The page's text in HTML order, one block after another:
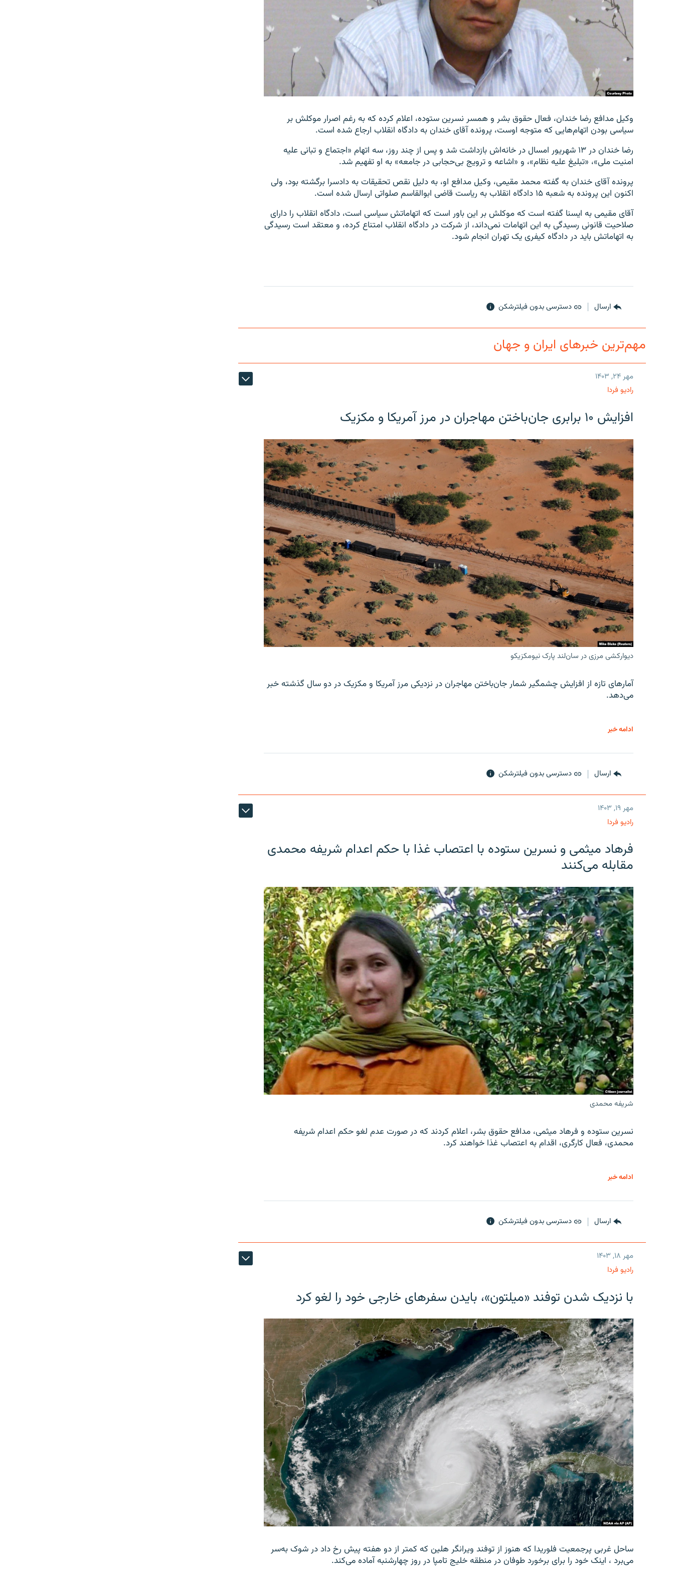
وکیل مدافع رضا خندان، فعال حقوق بشر و همسر نسرین ستوده، اعلام کرده که به رغم اصرار موکلش بر
سیاسی بودن اتهام‌هایی که متوجه اوست، پرونده آقای خندان به دادگاه انقلاب ارجاع شده است.
رضا خندان در ۱۳ شهریور امسال در خانه‌اش بازداشت شد و پس از چند روز، سه اتهام «اجتماع و تبانی علیه
امنیت ملی»، «تبلیغ علیه نظام»، و «اشاعه و ترویج بی‌حجابی در جامعه» به او تفهیم شد.
پرونده آقای خندان به گفته محمد مقیمی، وکیل مدافع او، به دلیل نقص تحقیقات به دادسرا برگشته بود، ولی
اکنون این پرونده به شعبه ۱۵ دادگاه انقلاب به ریاست قاضی ابوالقاسم صلواتی ارسال شده است.
آقای مقیمی به ایسنا گفته است که موکلش بر این باور است که اتهاماتش سیاسی است، دادگاه انقلاب را دارای
صلاحیت قانونی رسیدگی به این اتهامات نمی‌داند، از شرکت در دادگاه انقلاب امتناع کرده، و معتقد است رسیدگی
به اتهاماتش باید در دادگاه کیفری یک تهران انجام شود.
ارسال دسترسی بدون فیلترشکن
مهم‌ترین خبرهای ایران و جهان
مهر ۲۴, ۱۴۰۳
رادیو فردا
افزایش ۱۰ برابری جان‌باختن مهاجران در مرز آمریکا و مکزیک
دیوارکشی مرزی در سان‌لند پارک نیومکزیکو
آمارهای تازه از افزایش چشمگیر شمار جان‌باختن مهاجران در نزدیکی مرز آمریکا و مکزیک در دو سال گذشته خبر
می‌دهد.
ادامه خبر
ارسال دسترسی بدون فیلترشکن
مهر ۱۹, ۱۴۰۳
رادیو فردا
فرهاد میثمی و نسرین ستوده با اعتصاب غذا با حکم اعدام شریفه محمدی
مقابله می‌کنند
شریفه محمدی
نسرین ستوده و فرهاد میثمی، مدافع حقوق بشر، اعلام کردند که در صورت عدم لغو حکم اعدام شریفه
محمدی، فعال کارگری، اقدام به اعتصاب غذا خواهند کرد.
ادامه خبر
ارسال دسترسی بدون فیلترشکن
مهر ۱۸, ۱۴۰۳
رادیو فردا
با نزدیک شدن توفند «میلتون»، بایدن سفرهای خارجی خود را لغو کرد
ساحل غربی پرجمعیت فلوریدا که هنوز از توفند ویرانگر هلین که کمتر از دو هفته پیش رخ داد در شوک به‌سر
می‌برد ، اینک خود را برای برخورد طوفان در منطقه خلیج تامپا در روز چهارشنبه آماده می‌کند.